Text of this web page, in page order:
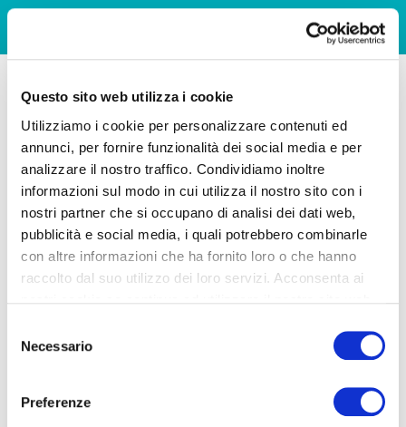
Questo sito web utilizza i cookie
Utilizziamo i cookie per personalizzare contenuti ed
annunci, per fornire funzionalità dei social media e per
analizzare il nostro traffico. Condividiamo inoltre
informazioni sul modo in cui utilizza il nostro sito con i
nostri partner che si occupano di analisi dei dati web,
pubblicità e social media, i quali potrebbero combinarle
con altre informazioni che ha fornito loro o che hanno
raccolto dal suo utilizzo dei loro servizi. Acconsenta ai
delNecessario
Preferenze